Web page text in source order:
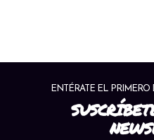
ENTÉRATE EL PRIMERO